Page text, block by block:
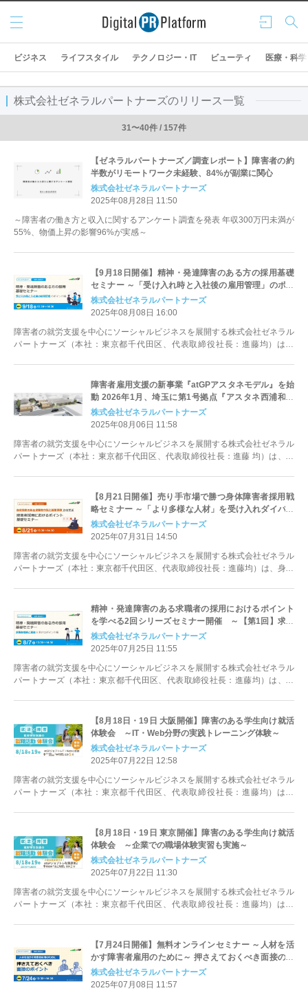
ログ
イン
検索
メニ
ュー
ビジネス ライフスタイル テクノロジー・IT ビューティ 医療・科学
株式会社ゼネラルパートナーズのリリース一覧
31〜40件 / 157件
【ゼネラルパートナーズ／調査レポート】障害者の約
半数がリモートワーク未経験、84%が副業に関心
株式会社ゼネラルパートナーズ
2025年08月28日 11:50
～障害者の働き方と収入に関するアンケート調査を発表 年収300万円未満が
55%、物価上昇の影響96%が実感～
【9月18日開催】精神・発達障害のある方の採用基礎
セミナー ～「受け入れ時と入社後の雇用管理」のポイ
ント編～
株式会社ゼネラルパートナーズ
2025年08月08日 16:00
障害者の就労支援を中心にソーシャルビジネスを展開する株式会社ゼネラル
パートナーズ（本社：東京都千代田区、代表取締役社長：進藤均）は、
障害者雇用支援の新事業『atGPアスタネモデル』を始
動 2026年1月、埼玉に第1号拠点『アスタネ西浦和』
を開所
株式会社ゼネラルパートナーズ
2025年08月06日 11:58
障害者の就労支援を中心にソーシャルビジネスを展開する株式会社ゼネラル
パートナーズ（本社：東京都千代田区、代表取締役社長：進藤 均）は、こ
【8月21日開催】売り手市場で勝つ身体障害者採用戦
略セミナー ～「より多様な人材」を受け入れダイバー
シティ推進のポイントを解説～
株式会社ゼネラルパートナーズ
2025年07月31日 14:50
障害者の就労支援を中心にソーシャルビジネスを展開する株式会社ゼネラル
パートナーズ（本社：東京都千代田区、代表取締役社長：進藤均）は、身体
精神・発達障害のある求職者の採用におけるポイント
を学べる2回シリーズセミナー開催 ～【第1回】求職
者理解と面接におけるポイント編 8月7日開催～
株式会社ゼネラルパートナーズ
2025年07月25日 11:55
障害者の就労支援を中心にソーシャルビジネスを展開する株式会社ゼネラル
パートナーズ（本社：東京都千代田区、代表取締役社長：進藤均）は、精
【8月18日・19日 大阪開催】障害のある学生向け就活
体験会 ～IT・Web分野の実践トレーニング体験～
株式会社ゼネラルパートナーズ
2025年07月22日 12:58
障害者の就労支援を中心にソーシャルビジネスを展開する株式会社ゼネラル
パートナーズ（本社：東京都千代田区、代表取締役社長：進藤均）は、
【8月18日・19日 東京開催】障害のある学生向け就活
体験会 ～企業での職場体験実習も実施～
株式会社ゼネラルパートナーズ
2025年07月22日 11:30
障害者の就労支援を中心にソーシャルビジネスを展開する株式会社ゼネラル
パートナーズ（本社：東京都千代田区、代表取締役社長：進藤均）は、
【7月24日開催】無料オンラインセミナー ～人材を活
かす障害者雇用のために～ 押さえておくべき面接のポ
イント
株式会社ゼネラルパートナーズ
2025年07月08日 11:57